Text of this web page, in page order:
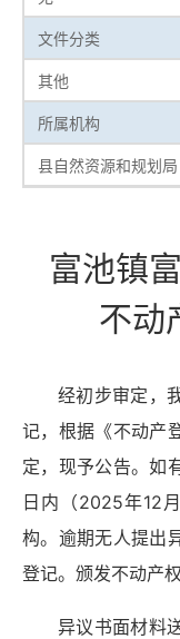
文件分类
其他
所属机构
县自然资源和规划局
富池镇
不动
经初步审定，
记，根据《不动产
定，现予公告。如
日内（2025年12
构。逾期无人提出
登记。颁发不动产
异议书面材料